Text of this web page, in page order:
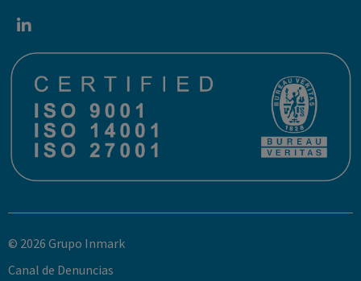
© 2026 Grupo Inmark
Canal de Denuncias